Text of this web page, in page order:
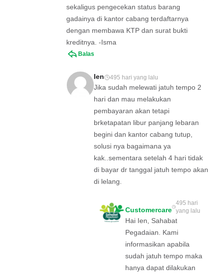
sekaligus pengecekan status barang
gadainya di kantor cabang terdaftarnya
dengan membawa KTP dan surat bukti
kreditnya. -Isma
Balas
Ien 495 hari yang lalu
Jika sudah melewati jatuh tempo 2
hari dan mau melakukan
pembayaran akan tetapi
brketapatan libur panjang lebaran
begini dan kantor cabang tutup,
solusi nya bagaimana ya
kak..sementara setelah 4 hari tidak
di bayar dr tanggal jatuh tempo akan
di lelang.
Customercare
495 hari
yang lalu
Hai Ien, Sahabat
Pegadaian. Kami
informasikan apabila
sudah jatuh tempo maka
hanya dapat dilakukan